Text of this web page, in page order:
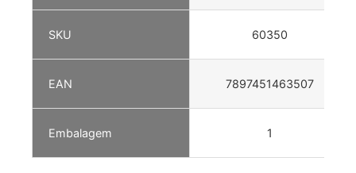
SKU 60350
EAN 7897451463507
Embalagem 1